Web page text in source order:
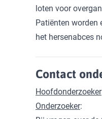
loten voor
Patiënten worden
het hersenabces
Contact
Hoofdonderzoeker
Onderzoeker: